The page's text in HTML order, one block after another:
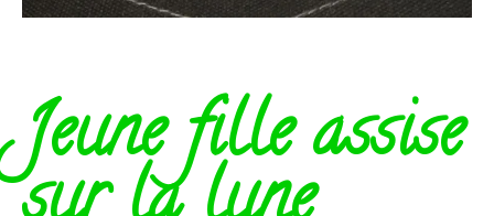
Jeune fille assise